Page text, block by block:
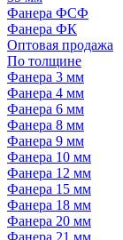
Фанера ФСФ
Фанера ФК
Оптовая продажа
По толщине
Фанера 3 мм
Фанера 4 мм
Фанера 6 мм
Фанера 8 мм
Фанера 9 мм
Фанера 10 мм
Фанера 12 мм
Фанера 15 мм
Фанера 18 мм
Фанера 20 мм
Фанера 21 мм